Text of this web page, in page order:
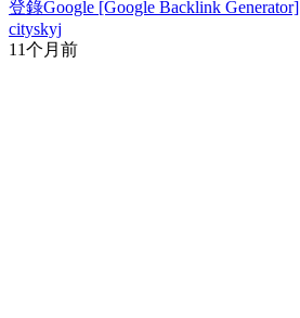
登錄Google [Google Backlink Generator]
cityskyj
11个月前